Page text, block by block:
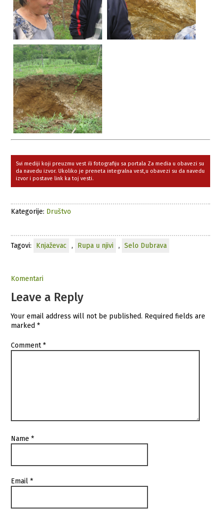
Svi mediji koji preuzmu vest ili fotografiju sa portala Za media u obavezi su
da navedu izvor. Ukoliko je preneta integralna vest,u obavezi su da navedu
izvor i postave link ka toj vesti.
Kategorije: Društvo
Tagovi: Knjaževac , Rupa u njivi , Selo Dubrava
Komentari
Leave a Reply
Your email address will not be published. Required fields are
marked*
Comment*
Name*
Email*